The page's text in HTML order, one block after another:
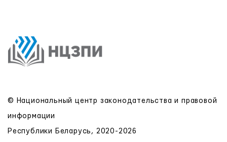
© Национальный центр законодательства и правовой
информации
Республики Беларусь, 2020-2026